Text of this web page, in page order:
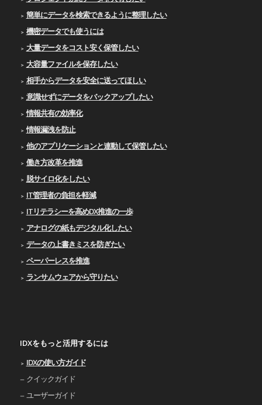
簡単にデータを検索できるように整理したい
機密データでも使うには
大量データをコスト安く保管したい
大容量ファイルを保存したい
相手からデータを安全に送ってほしい
意識せずにデータをバックアップしたい
情報共有の効率化
情報漏洩を防止
他のアプリケーションと連動して保管したい
働き方改革を推進
脱サイロ化をしたい
IT管理者の負担を軽減
ITリテラシーを高めDX推進の一歩
アナログの紙もデジタル化したい
データの上書きミスを防ぎたい
ペーパーレスを推進
ランサムウェアから守りたい
IDXをもっと活用するには
IDXの使い⽅ガイド
クイックガイド
ユーザーガイド